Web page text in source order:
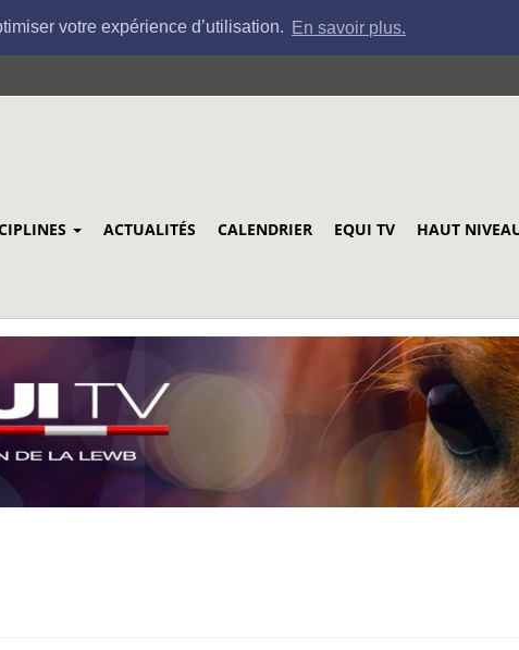
votre expérience d’utilisation. En savoir plus.
ACTUALITÉS CALENDRIER EQUI TV HAUT